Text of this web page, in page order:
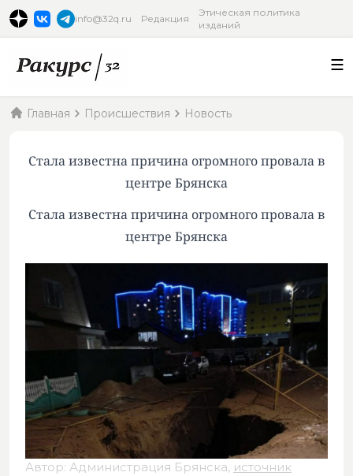
info@32q.ru Редакция
Этическая политика
изданий
Главная Происшествия Новость
Стала известна причина огромного провала в
центре Брянска
Стала известна причина огромного провала в
центре Брянска
Автор: Администрация Брянска, источник